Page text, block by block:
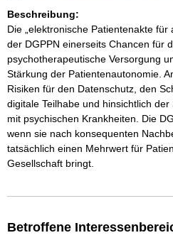
Beschreibung:
Die „elektronische Patientenakte für
der DGPPN einerseits Chancen für
psychotherapeutische Versorgung
Stärkung der Patientenautonomie.
Risiken für den Datenschutz, den
digitale Teilhabe und hinsichtlich
mit psychischen Krankheiten. Die
wenn sie nach konsequenten
tatsächlich einen Mehrwert für
Gesellschaft bringt.
Betroffene